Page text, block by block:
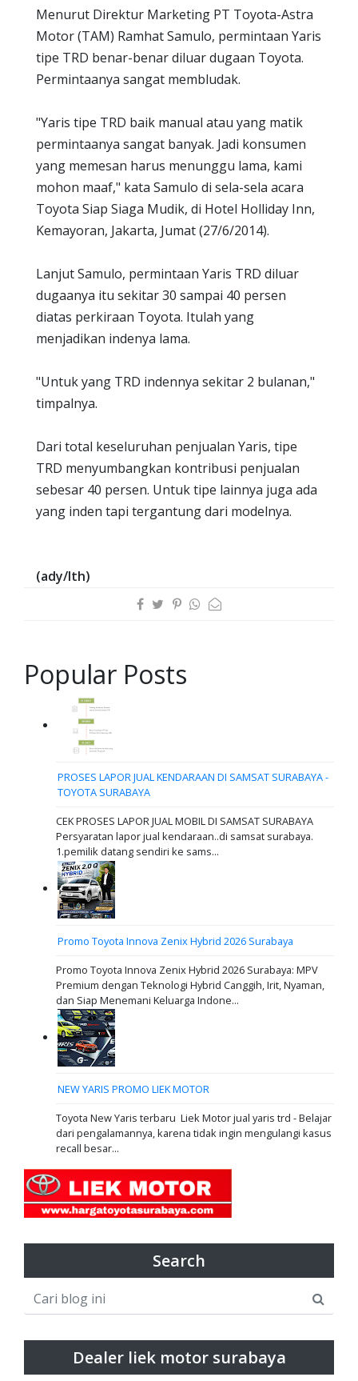
Menurut Direktur Marketing PT Toyota-Astra
Motor (TAM) Ramhat Samulo, permintaan Yaris
tipe TRD benar-benar diluar dugaan Toyota.
Permintaanya sangat membludak.
"Yaris tipe TRD baik manual atau yang matik
permintaanya sangat banyak. Jadi konsumen
yang memesan harus menunggu lama, kami
mohon maaf," kata Samulo di sela-sela acara
Toyota Siap Siaga Mudik, di Hotel Holliday Inn,
Kemayoran, Jakarta, Jumat (27/6/2014).
Lanjut Samulo, permintaan Yaris TRD diluar
dugaanya itu sekitar 30 sampai 40 persen
diatas perkiraan Toyota. Itulah yang
menjadikan indenya lama.
"Untuk yang TRD indennya sekitar 2 bulanan,"
timpalnya.
Dari total keseluruhan penjualan Yaris, tipe
TRD menyumbangkan kontribusi penjualan
sebesar 40 persen. Untuk tipe lainnya juga ada
yang inden tapi tergantung dari modelnya.
(ady/lth)
Popular Posts
PROSES LAPOR JUAL KENDARAAN DI SAMSAT SURABAYA -
TOYOTA SURABAYA
CEK PROSES LAPOR JUAL MOBIL DI SAMSAT SURABAYA
Persyaratan lapor jual kendaraan..di samsat surabaya.
1.pemilik datang sendiri ke sams...
Promo Toyota Innova Zenix Hybrid 2026 Surabaya
Promo Toyota Innova Zenix Hybrid 2026 Surabaya: MPV
Premium dengan Teknologi Hybrid Canggih, Irit, Nyaman,
dan Siap Menemani Keluarga Indone...
NEW YARIS PROMO LIEK MOTOR
Toyota New Yaris terbaru Liek Motor jual yaris trd - Belajar
dari pengalamannya, karena tidak ingin mengulangi kasus
recall besar...
Search
Dealer liek motor surabaya